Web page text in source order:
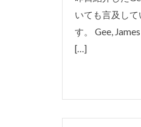
いても言及し
す。 Gee,
[…]